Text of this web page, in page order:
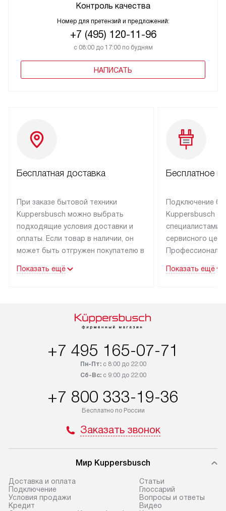
Контроль качества
Номер для претензий и предложений:
+7 (495) 120-11-96
с 08:00 до 17:00 по будням
НАПИСАТЬ
Бесплатная доставка
При заказе бытовой техники
Kuppersbusch можно выбрать
подходящие условия доставки и
оплаты. Если товар в наличии, он
может быть отгружен покупателю в
специальным лейблом
дополнительно. Возможна
Показать ещё
Бесплатное
Подключение
Kuppersbusch
специалистами
сервисного
эксплуатации
Показать ещё
+7 495 165-07-71
Пн-Пт:с 8:00 до 22:00
Сб-Вс:с 9:00 до 22:00
+7 800 333-19-36
Бесплатно по России
Заказать звонок
Мир Kuppersbusch
Доставка и оплата
Подключение
Условия продажи
Кредит
Cтатьи
Глоссарий
Вопросы и ответы
Видео